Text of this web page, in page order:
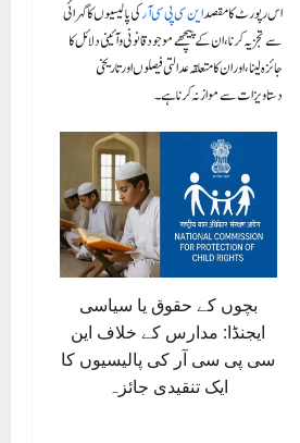
اس رپورٹ کا مقصداین سی پی سی آرکی پالیسیوں کا گہرائی
سے تجزیہ کرنا، ان کے پیچھے موجود قانونی و آئینی دلائل کا
جائزہ لینا، اور ان کا متعلقہ عدالتی فیصلوں اور تاریخی
دستاویزات سے موازنہ کرنا ہے۔
بچوں کے حقوق یا سیاسی
ایجنڈا: مدارس کے خلاف این
سی پی سی آر کی پالیسیوں کا
ایک تنقیدی جائزہ